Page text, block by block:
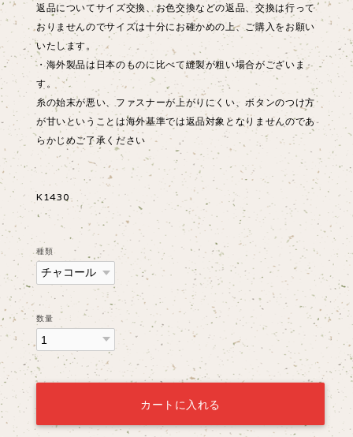
返品についてサイズ交換、お色交換などの返品、交換は行って
おりませんのでサイズは十分にお確かめの上、ご購入をお願い
いたします。
・海外製品は日本のものに比べて縫製が粗い場合がございま
す。
糸の始末が悪い、ファスナーが上がりにくい、ボタンのつけ方
が甘いということは海外基準では返品対象となりませんのであ
らかじめご了承ください
K1430
種類
数量
カートに入れる